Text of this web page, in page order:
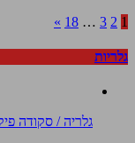
1
2
3
…
18
»
גלריות
גלריה / סקודה